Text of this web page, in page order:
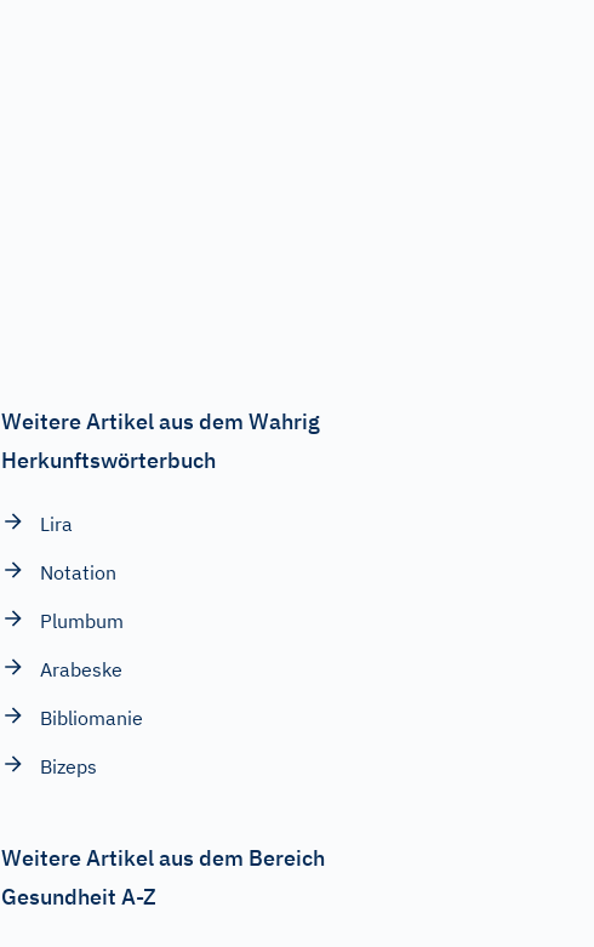
Weitere Artikel aus dem Wahrig
Herkunftswörterbuch
Lira
Notation
Plumbum
Arabeske
Bibliomanie
Bizeps
Weitere Artikel aus dem Bereich
Gesundheit A-Z